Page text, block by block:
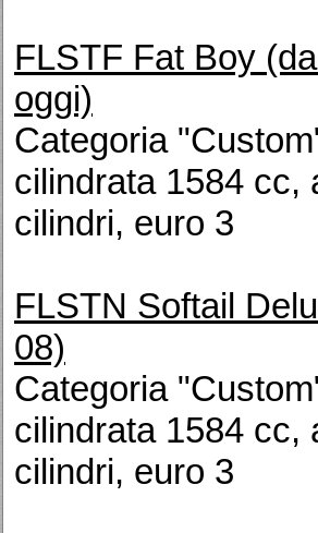
FLSTF Fat Boy
oggi)
Categoria
cilindrata 1584 cc,
cilindri, euro 3
FLSTN Softail
08)
Categoria
cilindrata 1584 cc,
cilindri, euro 3